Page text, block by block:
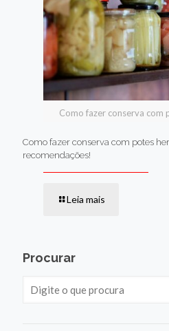
Como fazer conserva com
Como fazer conserva com potes
recomendações!
Leia mais
Procurar